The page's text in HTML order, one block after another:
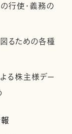
行使・義務の
るための各種
る株主様デー